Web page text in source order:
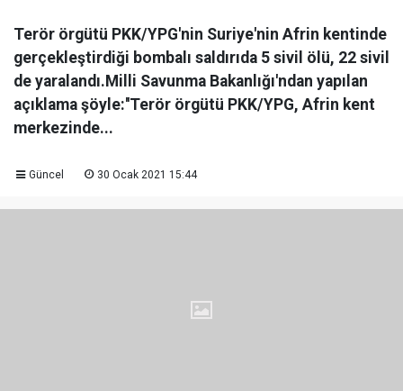
Terör örgütü PKK/YPG'nin Suriye'nin Afrin kentinde
gerçekleştirdiği bombalı saldırıda 5 sivil ölü, 22 sivil
de yaralandı.Milli Savunma Bakanlığı'ndan yapılan
açıklama şöyle:''Terör örgütü PKK/YPG, Afrin kent
merkezinde...
Güncel 30 Ocak 2021 15:44